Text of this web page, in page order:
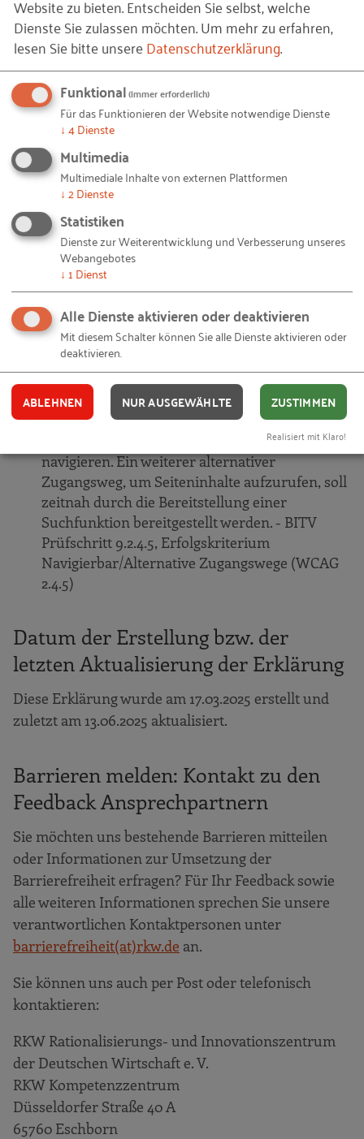
Medien/Alternativen für Audiodateien und
stumme Videos (WCAG 1.2.1)
Die Hierarchie der Überschriften entspricht auf
einigen Unterseiten nicht den entsprechenden
Ebenen der Seitenstruktur. - BITV Prüfschritt
9.1.3.1a, Erfolgskriterium Anpassbar/HTML-
1.3.1)
Mithilfe der Breadcrumb-Navigation ist es
möglich, aus einem Bereich in den vorherigen,
übergeordneten Pfad zurückzuwechseln.
Durch den Klick auf den vorherigen Pfad erfolgt
allerdings eine Weiterleitung in die erste
Unterseite des gewählten Pfades. Dies wird in
naher Zukunft durch eine neue Form der
Menüführung behoben werden. - BITV
Prüfschritt 9.3.2.3, Erfolgskriterium
Vorhersehbar/Konsistente Navigation (WCAG
Es ist möglich, mit dem Hauptnavigationsmenü
im Kopfbereich durch die Website zu
navigieren. Ein weiterer alternativer
Zugangsweg, um Seiteninhalte aufzurufen, soll
zeitnah durch die Bereitstellung einer
Suchfunktion bereitgestellt werden. - BITV
Prüfschritt 9.2.4.5, Erfolgskriterium
Navigierbar/Alternative Zugangswege (WCAG
2.4.5)
Datum der Erstellung bzw. der
letzten Aktualisierung der Erklärung
Diese Erklärung wurde am 17.03.2025 erstellt und
zuletzt am 13.06.2025 aktualisiert.
Barrieren melden: Kontakt zu den
Feedback Ansprechpartnern
Sie möchten uns bestehende Barrieren mitteilen
oder Informationen zur Umsetzung der
Barrierefreiheit erfragen? Für Ihr Feedback sowie
alle weiteren Informationen sprechen Sie unsere
verantwortlichen Kontaktpersonen unter
barrierefreiheit(at)rkw.de an.
Sie können uns auch per Post oder telefonisch
kontaktieren:
RKW Rationalisierungs- und Innovationszentrum
der Deutschen Wirtschaft e. V.
RKW Kompetenzzentrum
Düsseldorfer Straße 40 A
65760 Eschborn
Website zu bieten. Entscheiden Sie selbst, welche
Dienste Sie zulassen möchten.Um mehr zu erfahren,
lesen Sie bitte unsereDatenschutzerklärung.
Funktional(immer erforderlich)
Für das Funktionieren der Website notwendige Dienste
↓ 4Dienste
Multimedia
Multimediale Inhalte von externen Plattformen
↓ 2Dienste
Statistiken
Dienste zur Weiterentwicklung und Verbesserung unseres
Webangebotes
↓ 1 Dienst
Alle Dienste aktivieren oder deaktivieren
Mit diesem Schalter können Sie alle Dienste aktivieren oder
deaktivieren.
ABLEHNEN NUR AUSGEWÄHLTE ZUSTIMMEN
Realisiert mit Klaro!